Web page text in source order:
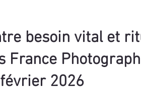
besoin vital et
France
2026